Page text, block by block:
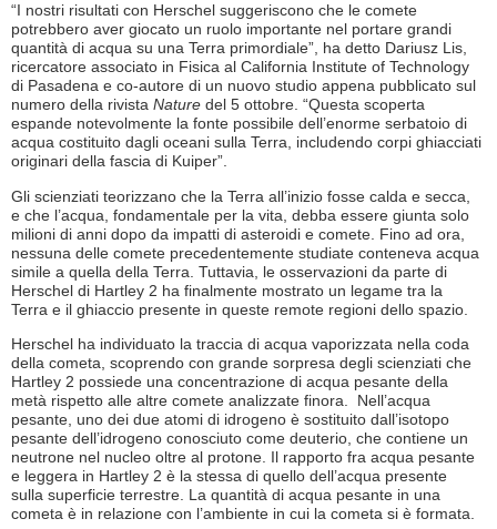
“I nostri risultati con Herschel suggeriscono che le comete
potrebbero aver giocato un ruolo importante nel portare grandi
quantità di acqua su una Terra primordiale”, ha detto Dariusz Lis,
ricercatore associato in Fisica al California Institute of Technology
di Pasadena e co-autore di un nuovo studio appena pubblicato sul
numero della rivista Nature del 5 ottobre. “Questa scoperta
espande notevolmente la fonte possibile dell’enorme serbatoio di
acqua costituito dagli oceani sulla Terra, includendo corpi ghiacciati
originari della fascia di Kuiper”.
Gli scienziati teorizzano che la Terra all’inizio fosse calda e secca,
e che l’acqua, fondamentale per la vita, debba essere giunta solo
milioni di anni dopo da impatti di asteroidi e comete. Fino ad ora,
nessuna delle comete precedentemente studiate conteneva acqua
simile a quella della Terra. Tuttavia, le osservazioni da parte di
Herschel di Hartley 2 ha finalmente mostrato un legame tra la
Terra e il ghiaccio presente in queste remote regioni dello spazio.
Herschel ha individuato la traccia di acqua vaporizzata nella coda
della cometa, scoprendo con grande sorpresa degli scienziati che
Hartley 2 possiede una concentrazione di acqua pesante della
metà rispetto alle altre comete analizzate finora. Nell’acqua
pesante, uno dei due atomi di idrogeno è sostituito dall’isotopo
pesante dell’idrogeno conosciuto come deuterio, che contiene un
neutrone nel nucleo oltre al protone. Il rapporto fra acqua pesante
e leggera in Hartley 2 è la stessa di quello dell’acqua presente
sulla superficie terrestre. La quantità di acqua pesante in una
cometa è in relazione con l’ambiente in cui la cometa si è formata.